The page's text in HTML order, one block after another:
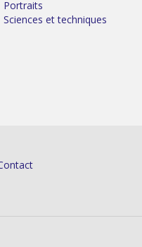
Portraits
Sciences et techniques